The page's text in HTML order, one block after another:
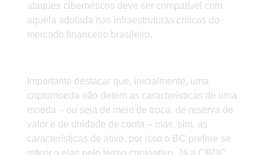
ataques cibernéticos deve ser compatível com
aquela adotada nas infraestruturas críticas do
mercado financeiro brasileiro.
Importante destacar que, inicialmente, uma
criptomoeda não detém as características de uma
moeda – ou seja de meio de troca, de reserva de
valor e de unidade de conta – mas, sim, as
características de ativo, por isso o BC prefere se